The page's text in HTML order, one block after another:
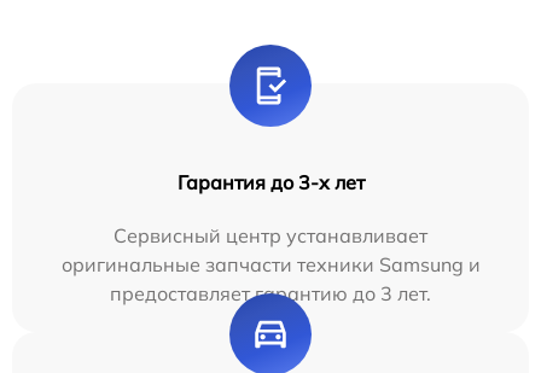
Гарантия до 3-х лет
Сервисный центр устанавливает
оригинальные запчасти техники Samsung и
предоставляет гарантию до 3 лет.